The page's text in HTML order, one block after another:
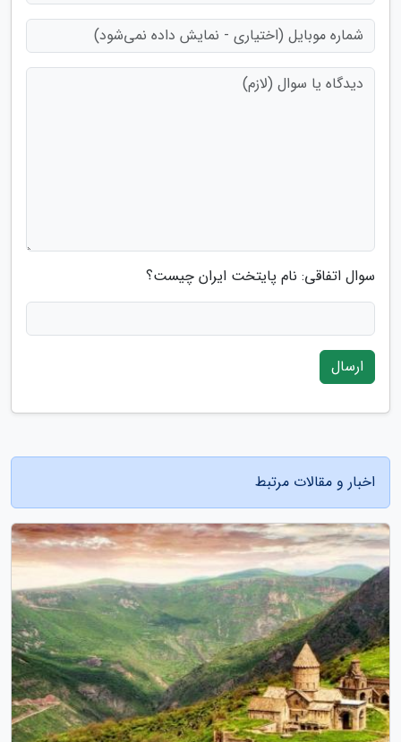
سوال اتفاقی: نام پایتخت ایران چیست؟
ارسال
اخبار و مقالات مرتبط